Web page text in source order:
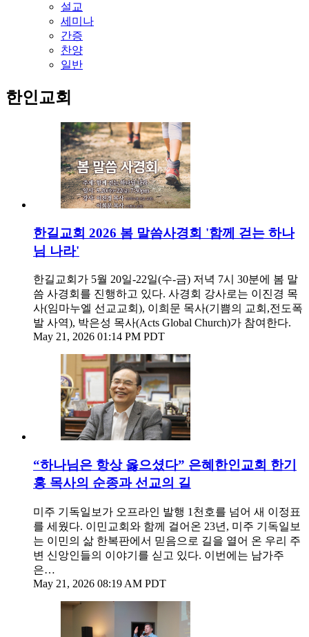
설교
세미나
간증
찬양
일반
한인교회
한길교회 2026 봄 말씀사경회 '함께 걷는 하나
님 나라'
한길교회가 5월 20일-22일(수-금) 저녁 7시 30분에 봄 말
씀 사경회를 진행하고 있다. 사경회 강사로는 이진경 목
사(임마누엘 선교교회), 이희문 목사(기쁨의 교회,전도폭
발 사역), 박은성 목사(Acts Global Church)가 참여한다.
May 21, 2026 01:14 PM PDT
“하나님은 항상 옳으셨다” 은혜한인교회 한기
홍 목사의 순종과 선교의 길
미주 기독일보가 오프라인 발행 1천호를 넘어 새 이정표
를 세웠다. 이민교회와 함께 걸어온 23년, 미주 기독일보
는 이민의 삶 한복판에서 믿음으로 길을 열어 온 우리 주
변 신앙인들의 이야기를 싣고 있다. 이번에는 남가주
은…
May 21, 2026 08:19 AM PDT